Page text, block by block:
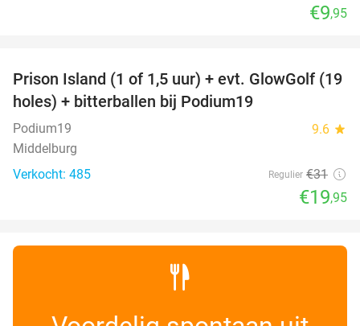
€9,95
36%
Prison Island (1 of 1,5 uur) + evt. GlowGolf (19
holes) + bitterballen bij Podium19
Podium19 9.6 star
Middelburg
Verkocht: 485
Regulier €31
€19,95